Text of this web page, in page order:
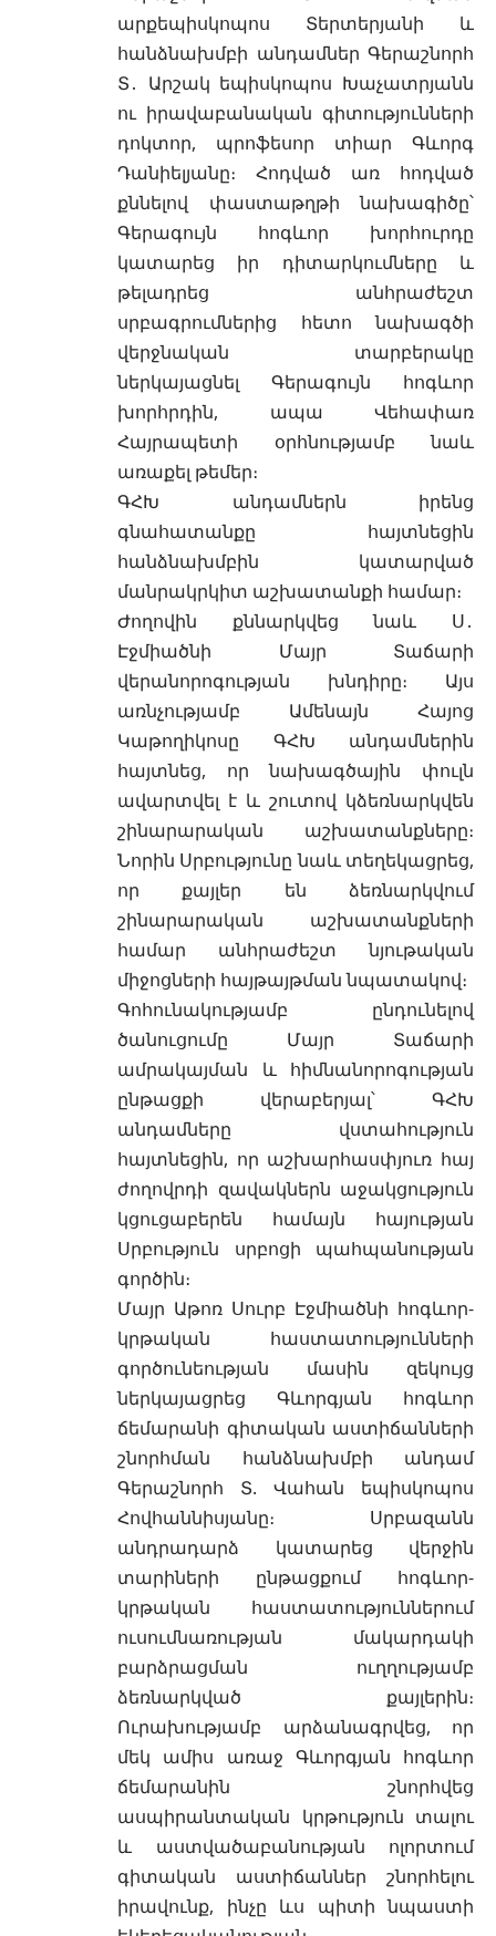
արքեպիսկոպոս Տերտերյանի և
հանձնախմբի անդամներ Գերաշնորհ
Տ․ Արշակ եպիսկոպոս Խաչատրյանն
ու իրավաբանական գիտությունների
դոկտոր, պրոֆեսոր տիար Գևորգ
Դանիելյանը։ Հոդված առ հոդված
քննելով փաստաթղթի նախագիծը՝
Գերագույն հոգևոր խորհուրդը
կատարեց իր դիտարկումները և
թելադրեց անհրաժեշտ
սրբագրումներից հետո նախագծի
վերջնական տարբերակը
ներկայացնել Գերագույն հոգևոր
խորհրդին, ապա Վեհափառ
Հայրապետի օրհնությամբ նաև
առաքել թեմեր։
ԳՀԽ անդամներն իրենց
գնահատանքը հայտնեցին
հանձնախմբին կատարված
մանրակրկիտ աշխատանքի համար։
Ժողովին քննարկվեց նաև Ս․
Էջմիածնի Մայր Տաճարի
վերանորոգության խնդիրը։ Այս
առնչությամբ Ամենայն Հայոց
Կաթողիկոսը ԳՀԽ անդամներին
հայտնեց, որ նախագծային փուլն
ավարտվել է և շուտով կձեռնարկվեն
շինարարական աշխատանքները։
Նորին Սրբությունը նաև տեղեկացրեց,
որ քայլեր են ձեռնարկվում
շինարարական աշխատանքների
համար անհրաժեշտ նյութական
միջոցների հայթայթման նպատակով։
Գոհունակությամբ ընդունելով
ծանուցումը Մայր Տաճարի
ամրակայման և հիմնանորոգության
ընթացքի վերաբերյալ՝ ԳՀԽ
անդամները վստահություն
հայտնեցին, որ աշխարհասփյուռ հայ
ժողովրդի զավակներն աջակցություն
կցուցաբերեն համայն հայության
Սրբություն սրբոցի պահպանության
գործին։
Մայր Աթոռ Սուրբ Էջմիածնի հոգևոր-
կրթական հաստատությունների
գործունեության մասին զեկույց
ներկայացրեց Գևորգյան հոգևոր
ճեմարանի գիտական աստիճանների
շնորհման հանձնախմբի անդամ
Գերաշնորհ Տ. Վահան եպիսկոպոս
Հովհաննիսյանը։ Սրբազանն
անդրադարձ կատարեց վերջին
տարիների ընթացքում հոգևոր-
կրթական հաստատություններում
ուսումնառության մակարդակի
բարձրացման ուղղությամբ
ձեռնարկված քայլերին։
Ուրախությամբ արձանագրվեց, որ
մեկ ամիս առաջ Գևորգյան հոգևոր
ճեմարանին շնորհվեց
ասպիրանտական կրթություն տալու
և աստվածաբանության ոլորտում
գիտական աստիճաններ շնորհելու
իրավունք, ինչը ևս պիտի նպաստի